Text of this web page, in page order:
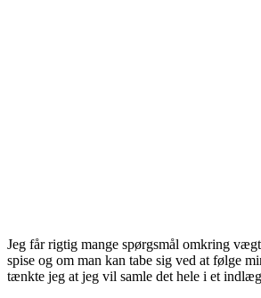
Jeg får rigtig mange spørgsmål omkring
spise og om man kan tabe sig ved at følge
tænkte jeg at jeg vil samle det hele i et